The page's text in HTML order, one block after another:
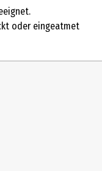
oder eingeatmet